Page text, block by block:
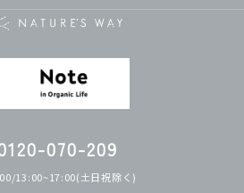
070-209
13:00~17:00(土日祝除く)